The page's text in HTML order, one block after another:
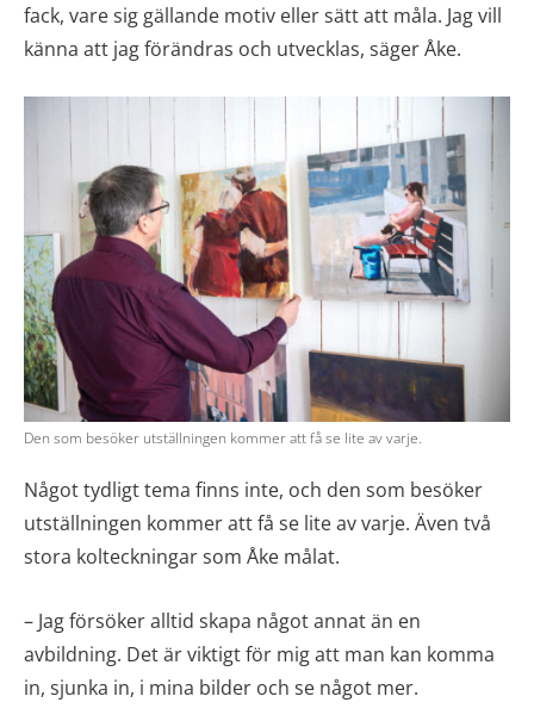
fack, vare sig gällande motiv eller sätt att måla. Jag vill
känna att jag förändras och utvecklas, säger Åke.
Den som besöker utställningen kommer att få se lite av varje.
Något tydligt tema finns inte, och den som besöker
utställningen kommer att få se lite av varje. Även två
stora kolteckningar som Åke målat.
– Jag försöker alltid skapa något annat än en
avbildning. Det är viktigt för mig att man kan komma
in, sjunka in, i mina bilder och se något mer.